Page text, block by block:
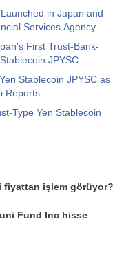
in Japan and
Services Agency
First Trust-Bank-
JPYSC
Stablecoin JPYSC as
Reports
Type Yen Stablecoin
fiyattan işlem görüyor?
Fund Inc hisse